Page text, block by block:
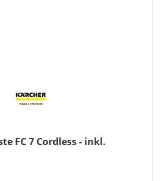
FC 7 Cordless - inkl.